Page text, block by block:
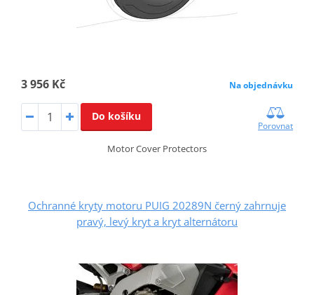
3 956 Kč Na objednávku
Do košíku
Porovnat
Motor Cover Protectors
Ochranné kryty motoru PUIG 20289N černý zahrnuje
pravý, levý kryt a kryt alternátoru